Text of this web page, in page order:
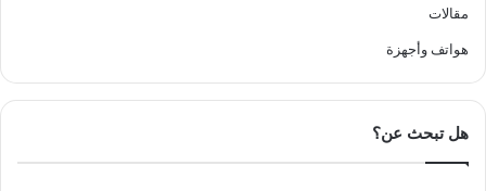
مقالات
هواتف وأجهزة
هل تبحث عن؟